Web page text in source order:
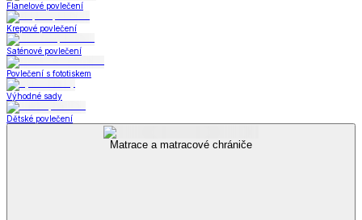
Flanelové povlečení
Krepové povlečení
Saténové povlečení
Povlečení s fototiskem
Výhodné sady
Dětské povlečení
Matrace a matracové chrániče